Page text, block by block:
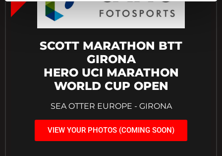
SCOTT MARATHON BTT
GIRONA
HERO UCI MARATHON
WORLD CUP OPEN
SEA OTTER EUROPE - GIRONA
VIEW YOUR PHOTOS (COMING SOON)